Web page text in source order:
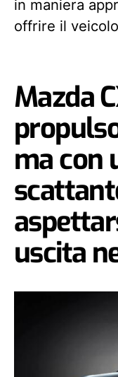
in maniera
offrire il
Mazda
ma con
uscita